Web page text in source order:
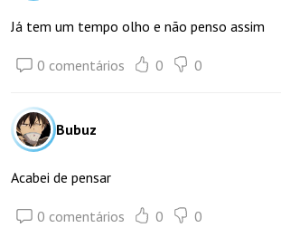
Já tem um tempo olho e não penso assim
0 comentários 0 0
Bubuz
Acabei de pensar
0 comentários 0 0